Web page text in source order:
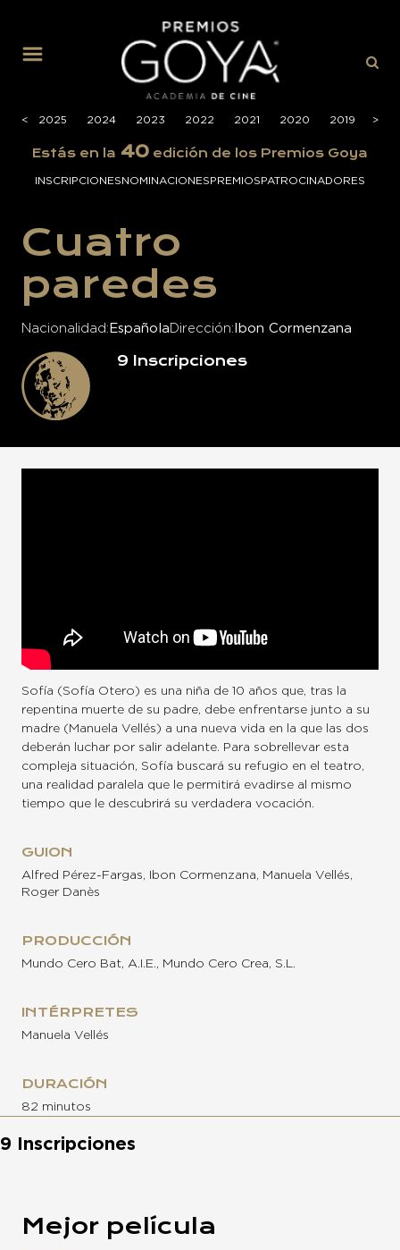
< 2025 2024 2023 2022 2021 2020 2019 2018
>
Estás en la 40 edición de los Premios Goya
INSCRIPCIONESNOMINACIONESPREMIOSPATROCINADORES
Cuatro
paredes
Nacionalidad Española Dirección Ibon Cormenzana
9 Inscripciones
Sofía (Sofía Otero) es una niña de 10 años que, tras la
repentina muerte de su padre, debe enfrentarse junto a su
madre (Manuela Vellés) a una nueva vida en la que las dos
deberán luchar por salir adelante. Para sobrellevar esta
compleja situación, Sofía buscará su refugio en el teatro,
una realidad paralela que le permitirá evadirse al mismo
tiempo que le descubrirá su verdadera vocación.
GUION
Alfred Pérez-Fargas, Ibon Cormenzana, Manuela Vellés,
Roger Danès
PRODUCCIÓN
Mundo Cero Bat, A.I.E., Mundo Cero Crea, S.L.
INTÉRPRETES
Manuela Vellés
DURACIÓN
82 minutos
9 Inscripciones
Mejor película